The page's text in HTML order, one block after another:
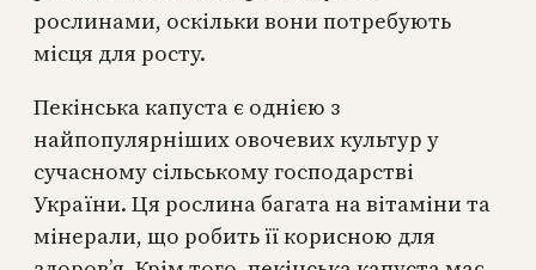
рослинами, оскільки вони потребують
місця для росту.
Пекінська капуста є однією з
найпопулярніших овочевих культур у
сучасному сільському господарстві
України. Ця рослина багата на вітаміни та
мінерали, що робить її корисною для